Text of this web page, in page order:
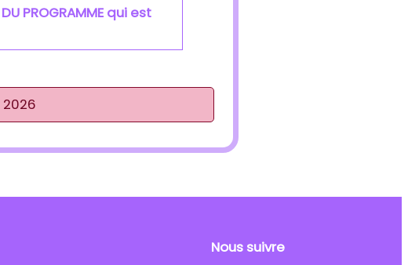
DU PROGRAMME qui est
Nous suivre